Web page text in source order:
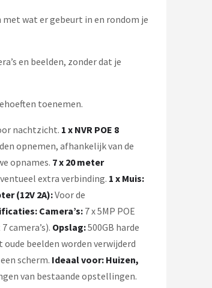
wat er gebeurt in en rondom je
en beelden, zonder dat je
toenemen.
nachtzicht. 1 x NVR POE 8
opnemen, afhankelijk van de
opnames. 7 x 20 meter
extra verbinding. 1 x Muis:
(12V 2A):Voor de
Camera’s: 7 x 5MP POE
camera’s). Opslag:500GB harde
beelden worden verwijderd
scherm. Ideaal voor: Huizen,
van bestaande opstellingen.